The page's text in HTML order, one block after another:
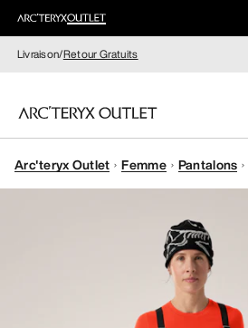
Livraison/Retour Gratuits
FEMME
Arc'teryx Outlet Femme Pantalons